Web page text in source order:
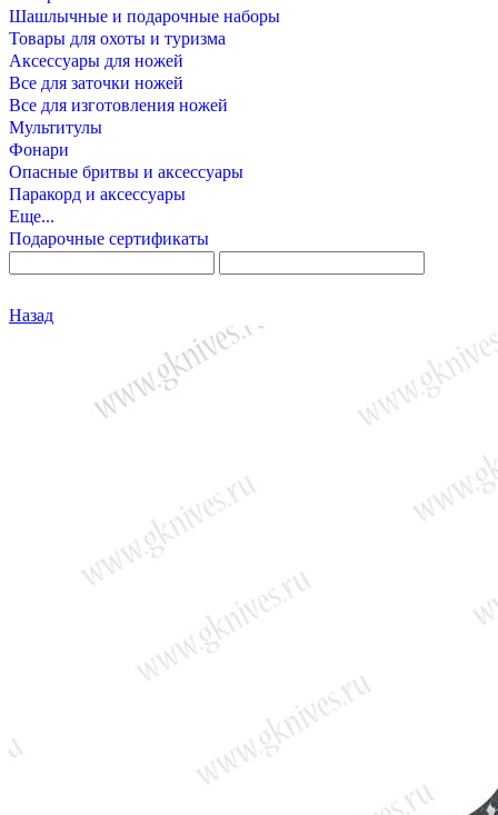
Шашлычные и подарочные наборы
Товары для охоты и туризма
Аксессуары для ножей
Все для заточки ножей
Все для изготовления ножей
Мультитулы
Фонари
Опасные бритвы и аксессуары
Паракорд и аксессуары
Еще...
Подарочные сертификаты
Назад